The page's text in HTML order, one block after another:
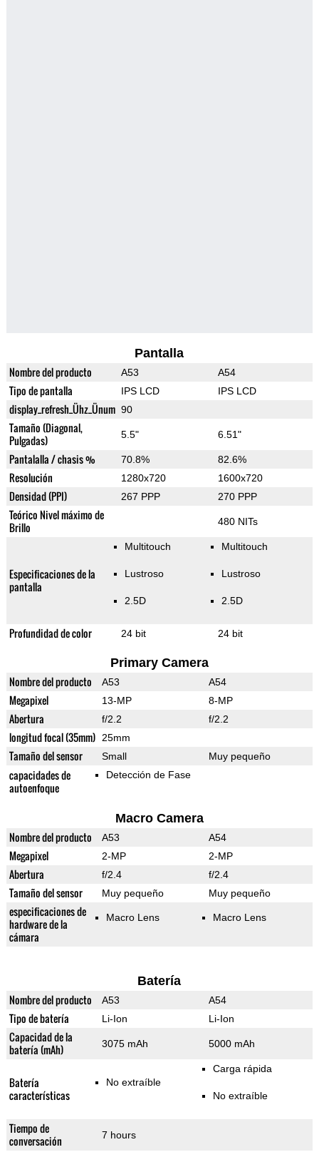
Pantalla
Nombre del producto A53 A54
Tipo de pantalla IPS LCD IPS LCD
display_refresh_Ühz_Ünum 90
Tamaño (Diagonal,
Pulgadas)
5.5" 6.51"
Pantalalla / chasis % 70.8% 82.6%
Resolución 1280x720 1600x720
Densidad (PPI) 267 PPP 270 PPP
Teórico Nivel máximo de
Brillo
480 NITs
Especificaciones de la
pantalla
Multitouch
Lustroso
2.5D
Multitouch
Lustroso
2.5D
Profundidad de color 24 bit 24 bit
Primary Camera
Nombre del producto A53 A54
Megapixel 13-MP 8-MP
Abertura f/2.2 f/2.2
longitud focal (35mm) 25mm
Tamaño del sensor Small Muy pequeño
capacidades de
autoenfoque
Detección de Fase
Macro Camera
Nombre del producto A53 A54
Megapixel 2-MP 2-MP
Abertura f/2.4 f/2.4
Tamaño del sensor Muy pequeño Muy pequeño
especificaciones de
hardware de la
cámara
Macro Lens Macro Lens
Batería
Nombre del producto A53 A54
Tipo de batería Li-Ion Li-Ion
Capacidad de la
batería (mAh)
3075 mAh 5000 mAh
Batería
características
No extraíble
Carga rápida
No extraíble
Tiempo de
conversación
7 hours